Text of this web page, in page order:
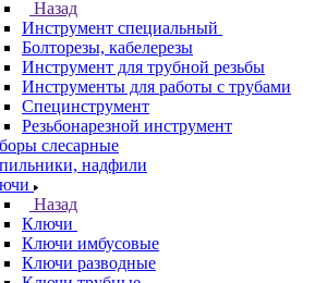
Назад
Инструмент специальный
Болторезы, кабелерезы
Инструмент для трубной резьбы
Инструменты для работы с трубами
Специнструмент
Резьбонарезной инструмент
слесарные
надфили
Назад
Ключи
Ключи имбусовые
Ключи разводные